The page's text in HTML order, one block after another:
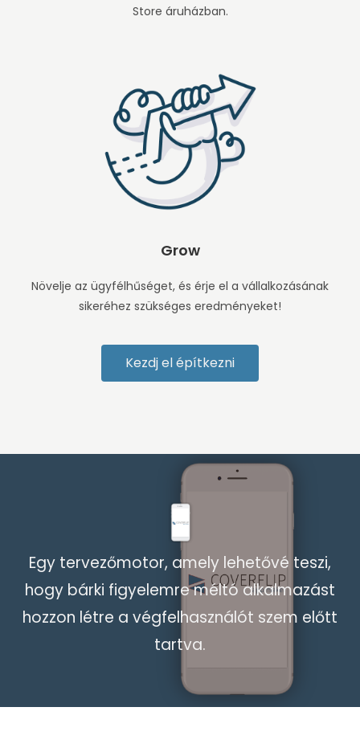
Store áruházban.
Grow
Növelje az ügyfélhűséget, és érje el a vállalkozásának
sikeréhez szükséges eredményeket!
Kezdj el építkezni
Egy tervezőmotor, amely lehetővé teszi,
hogy bárki figyelemre méltó alkalmazást
hozzon létre a végfelhasználót szem előtt
tartva.